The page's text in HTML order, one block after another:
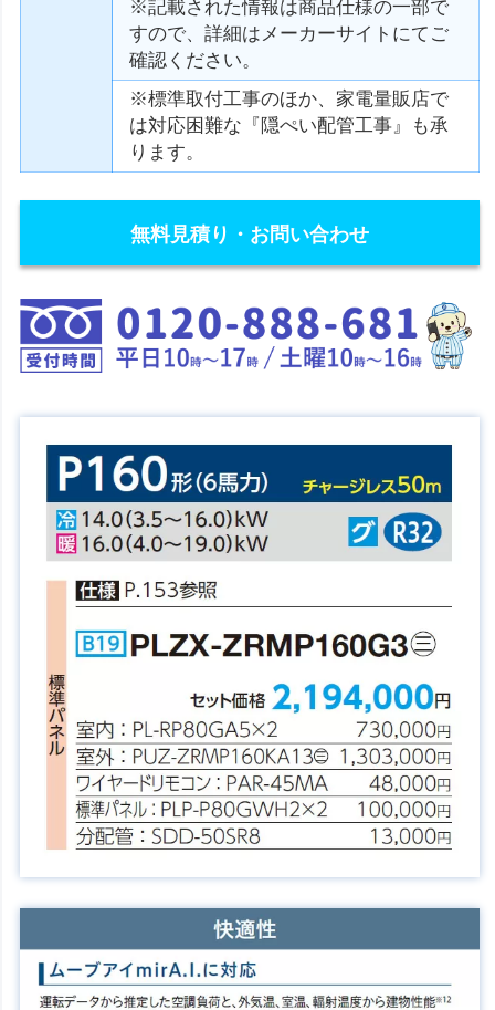
※記載された情報は商品仕様の一部で
すので、詳細はメーカーサイトにてご
確認ください。
※標準取付工事のほか、家電量販店で
は対応困難な『隠ぺい配管工事』も承
ります。
無料見積り・お問い合わせ